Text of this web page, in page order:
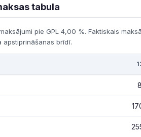
tabula
pie GPL 4,00 %. Faktiskais
apstiprināšanas brīdī.